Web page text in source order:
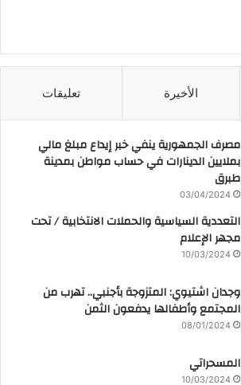
الأخيرة تعليقات
مصرف الجمهورية ينفي خبر إيداع مبلغ مالي
بملايين الدينارات في حساب مواطن بمدينة
طبرق
03/04/2024
التعددية السياسية والحملات الانتخابية / تحت
مجهر الإعلام
10/03/2024
وجدان اشتيوي: المتزوجة بأجنبي.. تهرب من
المجتمع وأطفالها يدفعون الثمن
08/01/2024
المسحراتي
10/03/2024